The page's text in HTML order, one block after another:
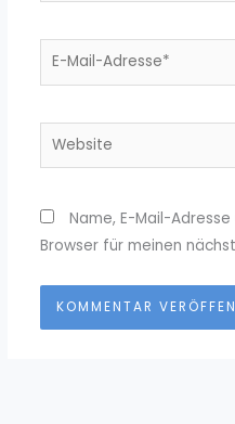
E-
Website
Name, E-Mail-
Browser für meinen